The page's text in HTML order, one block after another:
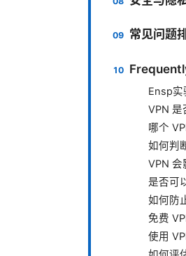
常见问题
Ensp实
VPN 是
哪个
如何判
VPN 会
是否可
如何防
免费
使用